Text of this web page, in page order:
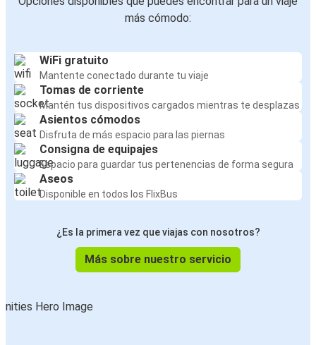
más cómodo:
WiFi gratuito
Mantente conectado durante tu viaje
Tomas de corriente
Mantén tus dispositivos cargados mientras te desplazas
Asientos cómodos
Disfruta de más espacio para las piernas
Consigna de equipajes
Espacio para guardar tus pertenencias de forma segura
Aseos
Disponible en todos los FlixBus
¿Es la primera vez que viajas con nosotros?
Más sobre nuestro servicio